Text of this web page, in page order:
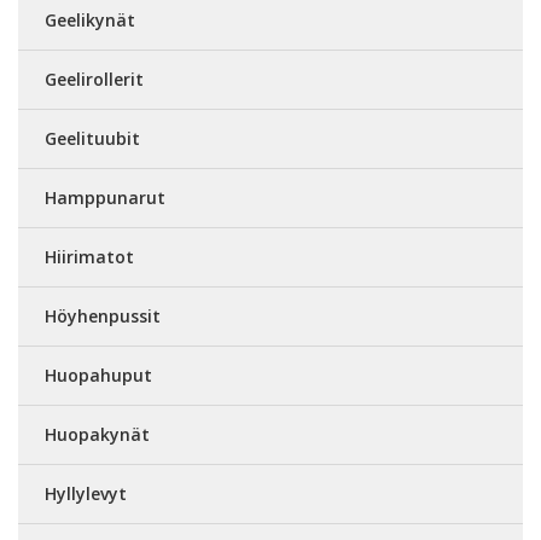
Geelikynät
Geelirollerit
Geelituubit
Hamppunarut
Hiirimatot
Höyhenpussit
Huopahuput
Huopakynät
Hyllylevyt